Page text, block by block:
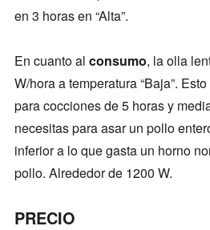
en 3 horas en “Alta”.
En cuanto al consumo, la olla
W/hora a temperatura “Baja”.
para cocciones de 5 horas y
necesitas para asar un pollo
inferior a lo que gasta un horno
pollo. Alrededor de 1200 W.
PRECIO